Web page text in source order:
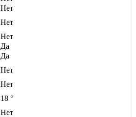
Нет
Нет
Нет
Да
Да
Нет
Нет
18 °
Нет